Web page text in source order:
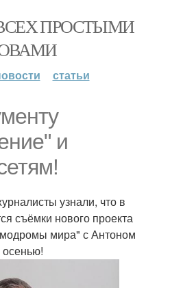
ПРОСТЫМИ
статьи
и
узнали, что в
съёмки нового проекта
мира" с Антоном